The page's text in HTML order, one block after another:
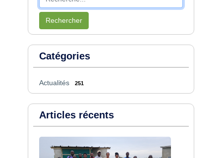
Rechercher
Catégories
Actualités 251
Articles récents